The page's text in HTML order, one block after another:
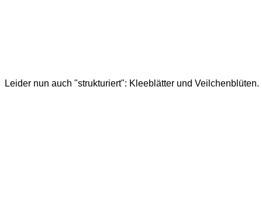
Leider nun auch "strukturiert": Kleeblätter und Veilchenblüten.